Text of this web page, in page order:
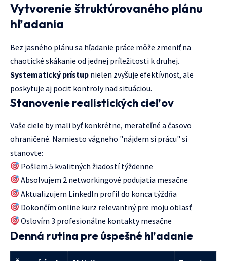
Vytvorenie štruktúrovaného plánu
hľadania
Bez jasného plánu sa hľadanie práce môže zmeniť na
chaotické skákanie od jednej príležitosti k druhej.
Systematický prístup nielen zvyšuje efektívnosť, ale
poskytuje aj pocit kontroly nad situáciou.
Stanovenie realistických cieľov
Vaše ciele by mali byť konkrétne, merateľné a časovo
ohraničené. Namiesto vágneho "nájdem si prácu" si
stanovte:
Pošlem 5 kvalitných žiadostí týždenne
Absolvujem 2 networkingové podujatia mesačne
Aktualizujem LinkedIn profil do konca týždňa
Dokončím online kurz relevantný pre moju oblasť
Oslovím 3 profesionálne kontakty mesačne
Denná rutina pre úspešné hľadanie